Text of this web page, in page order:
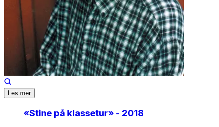
Les mer
«Stine på klassetur» - 2018